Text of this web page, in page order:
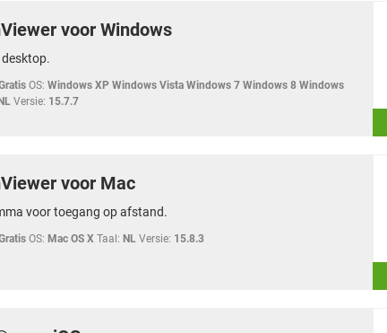
voor Windows
desktop.
OS: Windows XP Windows Vista Windows 7 Windows 8 Windows
Versie: 15.7.7
voor Mac
voor toegang op afstand.
OS: Mac OS X Taal: NL Versie: 15.8.3